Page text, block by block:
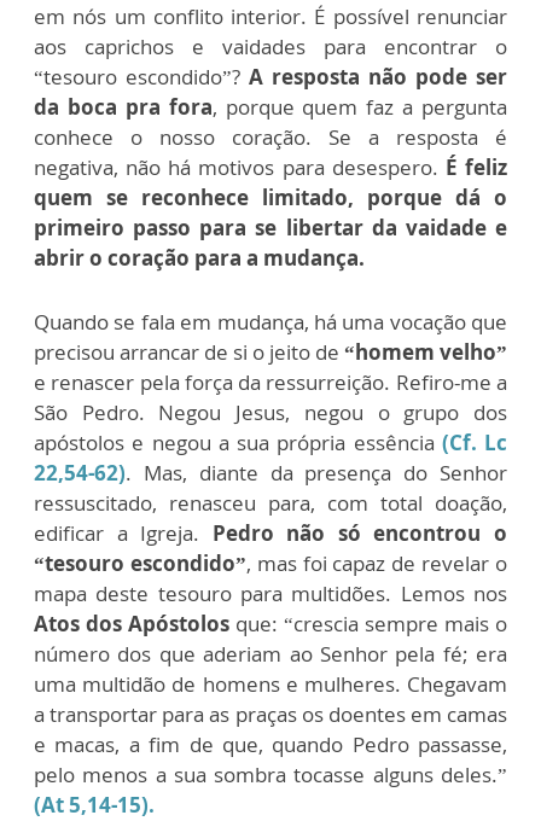
em nós um conflito interior. É possível renunciar
aos caprichos e vaidades para encontrar o
“tesouro escondido”? A resposta não pode ser
da boca pra fora, porque quem faz a pergunta
conhece o nosso coração. Se a resposta é
negativa, não há motivos para desespero. É feliz
quem se reconhece limitado, porque dá o
primeiro passo para se libertar da vaidade e
abrir o coração para a mudança.
Quando se fala em mudança, há uma vocação que
precisou arrancar de si o jeito de “homem velho”
e renascer pela força da ressurreição. Refiro-me a
São Pedro. Negou Jesus, negou o grupo dos
apóstolos e negou a sua própria essência (Cf. Lc
22,54-62). Mas, diante da presença do Senhor
ressuscitado, renasceu para, com total doação,
edificar a Igreja. Pedro não só encontrou o
“tesouro escondido”, mas foi capaz de revelar o
mapa deste tesouro para multidões. Lemos nos
Atos dos Apóstolos que: “crescia sempre mais o
número dos que aderiam ao Senhor pela fé; era
uma multidão de homens e mulheres. Chegavam
a transportar para as praças os doentes em camas
e macas, a fim de que, quando Pedro passasse,
pelo menos a sua sombra tocasse alguns deles.”
(At 5,14-15).